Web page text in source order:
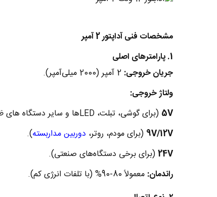
مشخصات فنی آداپتور 2 آمپر
1. پارامترهای اصلی
جریان خروجی:
ولتاژ خروجی:
5V (برای گوشی، تبلت، LEDها و سایر دستگاه های ظرفیت پایین).
9V/12V (برای مودم، روتر، دوربین مداربسته).
24V(برای برخی دستگاه‌های صنعتی).
راندمان: معمولاً 80-90% (با تلفات انرژی کم).